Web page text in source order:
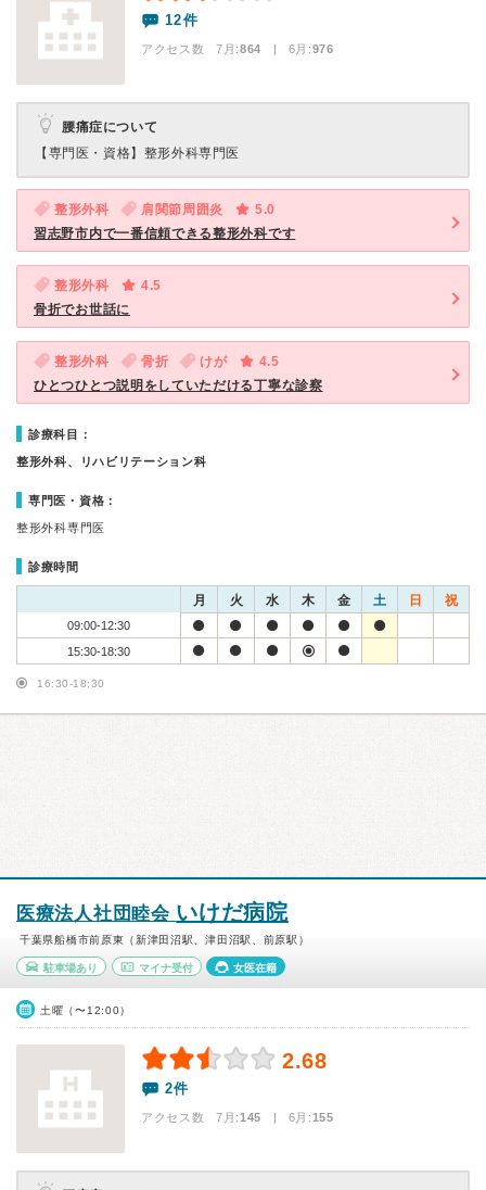
12件
アクセス数 7月:864 | 6月:976
腰痛症について
【専門医・資格】 整形外科専門医
整形外科 肩関節周囲炎
5.0
習志野市内で一番信頼できる整形外科です
整形外科
4.5
骨折でお世話に
整形外科 骨折 けが
4.5
ひとつひとつ説明をしていただける丁寧な診察
診療科目：
整形外科、リハビリテーション科
専門医・資格：
整形外科専門医
診療時間
月 火 水 木 金 土 日 祝
09:00-12:30
15:30-18:30
16:30-18:30
医療法人社団睦会 いけだ病院
千葉県船橋市前原東（新津田沼駅、津田沼駅、前原駅）
駐車場あり マイナ受付 女医在籍
土曜（〜12:00）
2.68
2件
アクセス数 7月:145 | 6月:155